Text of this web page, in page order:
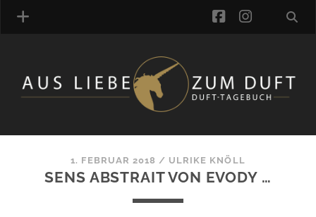
MANUFAKTUREN
DUFTNOTEN
facebook
1. FEBRUAR 2018 / ULRIKE KNÖLL
SENS ABSTRAIT VON EVODY …